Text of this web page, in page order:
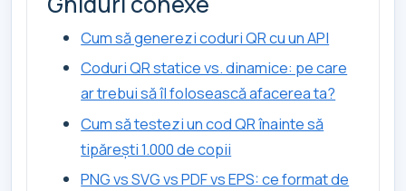
Cum să generezi coduri QR cu un API
Coduri QR statice vs. dinamice: pe care
ar trebui să îl folosească afacerea ta?
Cum să testezi un cod QR înainte să
tipărești 1.000 de copii
PNG vs SVG vs PDF vs EPS: ce format de